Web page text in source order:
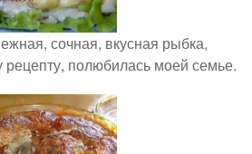
сочная, вкусная рыбка,
рецепту, полюбилась моей семье.